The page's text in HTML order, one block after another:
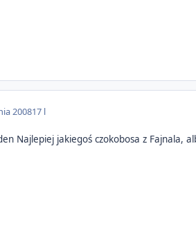
200817 l
Najlepiej jakiegoś czokobosa z Fajnala,